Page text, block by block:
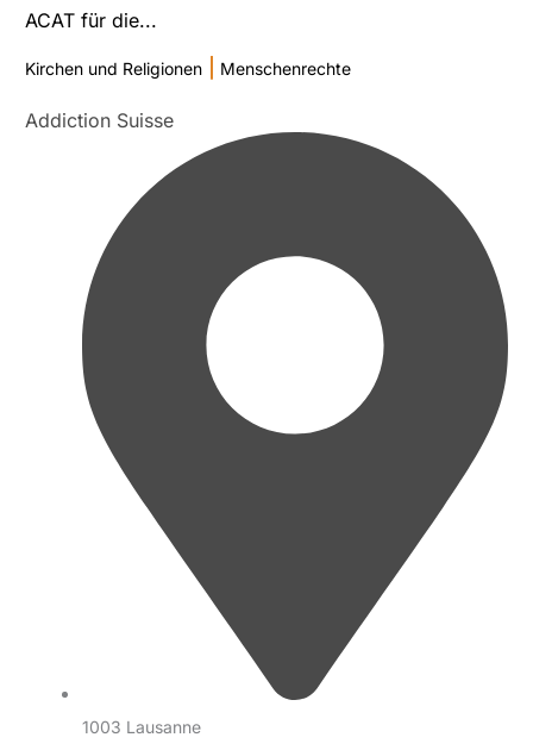
ACAT für die...
Kirchen und Religionen Menschenrechte
Addiction Suisse
1003 Lausanne